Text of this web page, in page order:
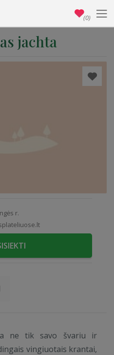
jachta
r.
ne tik savo švariu ir
vingiuotais krantai,
(0)